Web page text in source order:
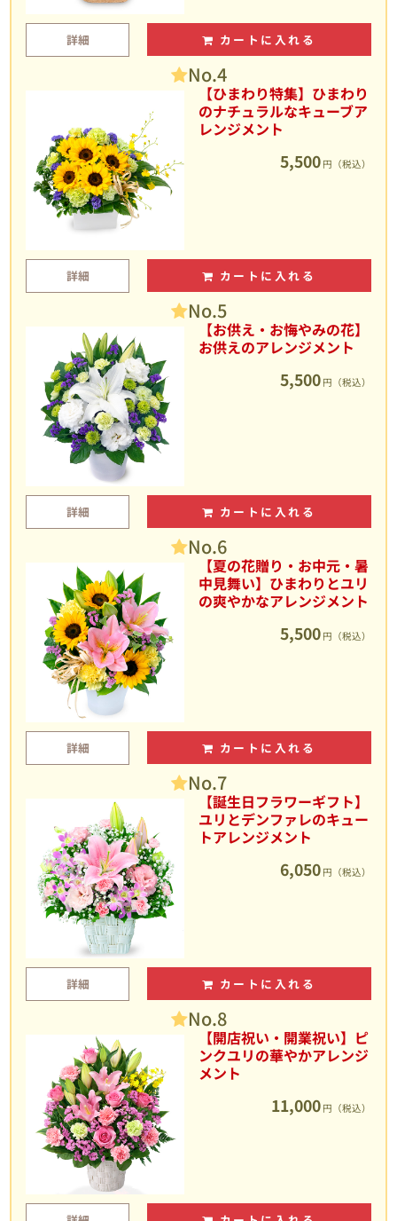
詳細 カートに入れる
No.4
【ひまわり特集】ひまわり
のナチュラルなキューブア
レンジメント
5,500 円（税込）
詳細 カートに入れる
No.5
【お供え・お悔やみの花】
お供えのアレンジメント
5,500 円（税込）
詳細 カートに入れる
No.6
【夏の花贈り・お中元・暑
中見舞い】ひまわりとユリ
の爽やかなアレンジメント
5,500 円（税込）
詳細 カートに入れる
No.7
【誕生日フラワーギフト】
ユリとデンファレのキュー
トアレンジメント
6,050 円（税込）
詳細 カートに入れる
No.8
【開店祝い・開業祝い】ピ
ンクユリの華やかアレンジ
メント
11,000 円（税込）